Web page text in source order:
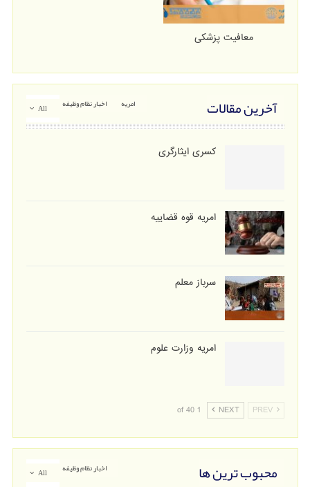
معافیت پزشکی
All آخرین مقالات اخبار نظام وظیفه امریه
کسری ایثارگری
امریه قوه قضاییه
سرباز معلم
امریه وزارت علوم
PREV
NEXT
1 of 40
All محبوب ترین ها اخبار نظام وظیفه